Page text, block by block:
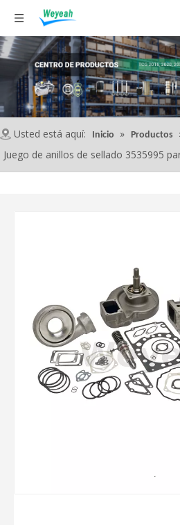
Usted está aquí: Inicio » Productos
Juego de anillos de sellado 3535995